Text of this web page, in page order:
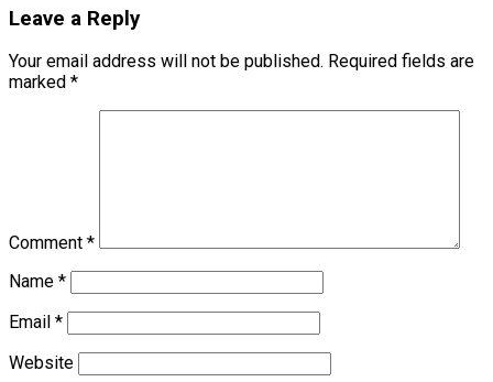
Leave a Reply
Your email address will not be published. Required fields are
marked *
Comment *
Name *
Email *
Website